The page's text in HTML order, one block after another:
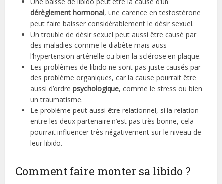
dérèglement hormonal, une carence en testostérone
peut faire baisser considérablement le désir sexuel.
Un trouble de désir sexuel peut aussi être causé par
des maladies comme le diabète mais aussi
l’hypertension artérielle ou bien la sclérose en plaque.
Les problèmes de libido ne sont pas juste causés par
des problème organiques, car la cause pourrait être
aussi d’ordrepsychologique, comme le stress ou bien
un traumatisme.
Le problème peut aussi être relationnel, si la relation
entre les deux partenaire n’est pas très bonne, cela
pourrait influencer très négativement sur le niveau de
leur libido.
Comment faire monter sa libido ?